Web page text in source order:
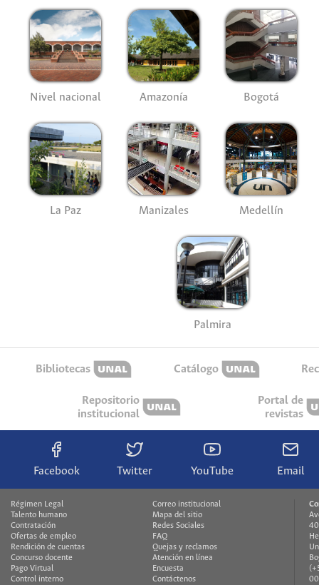
Nivel nacional Amazonía Bogotá
La Paz Manizales Medellín
Palmira
Bibliotecas Catálogo
Repositorio
institucional
Portal de
revistas
Facebook Twitter YouTube Email
Régimen Legal
Talento humano
Contratación
Ofertas de empleo
Rendición de cuentas
Concurso docente
Pago Virtual
Control interno
Correo institucional
Mapa del sitio
Redes Sociales
FAQ
Quejas y reclamos
Atención en línea
Encuesta
Contáctenos